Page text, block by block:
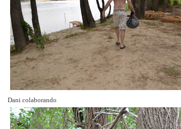
Dani colaborando